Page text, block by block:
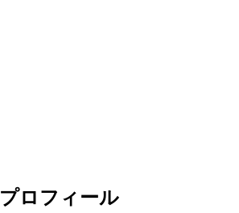
プロフィール